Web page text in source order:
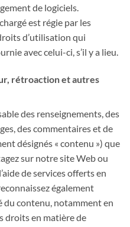
de logiciels.
est régie par les
d’utilisation qui
avec celui-ci, s’il y a lieu.
rétroaction et autres
des renseignements, des
des commentaires et de
désignés « contenu ») que
sur notre site Web ou
de services offerts en
également
du contenu, notamment en
droits en matière de